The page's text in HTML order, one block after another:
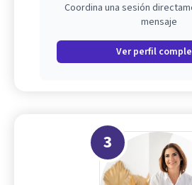
Coordina una sesión
mensaje
Ver perfil
3